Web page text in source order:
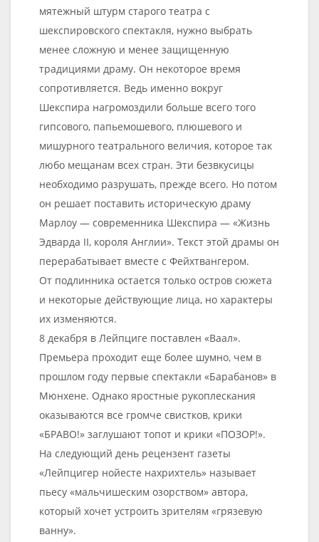
мятежный штурм старого театра с
шекспировского спектакля, нужно выбрать
менее сложную и менее защищенную
традициями драму. Он некоторое время
сопротивляется. Ведь именно вокруг
Шекспира нагромоздили больше всего того
гипсового, папьемошевого, плюшевого и
мишурного театрального величия, которое так
любо мещанам всех стран. Эти безвкусицы
необходимо разрушать, прежде всего. Но потом
он решает поставить историческую драму
Марлоу — современника Шекспира — «Жизнь
Эдварда II, короля Англии». Текст этой драмы он
перерабатывает вместе с Фейхтвангером.
От подлинника остается только остров сюжета
и некоторые действующие лица, но характеры
их изменяются.
8 декабря в Лейпциге поставлен «Ваал».
Премьера проходит еще более шумно, чем в
прошлом году первые спектакли «Барабанов» в
Мюнхене. Однако яростные рукоплескания
оказываются все громче свистков, крики
«БРАВО!» заглушают топот и крики «ПОЗОР!».
На следующий день рецензент газеты
«Лейпцигер нойесте нахрихтель» называет
пьесу «мальчишеским озорством» автора,
который хочет устроить зрителям «грязевую
ванну».